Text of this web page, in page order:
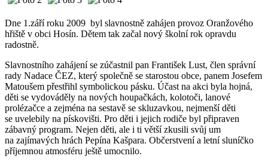
Dne 1.září roku 2009 byl slavnostně zahájen provoz Oranžového
hřiště v obci Hosín. Dětem tak začal nový školní rok opravdu
radostně.
Slavnostního zahájení se zúčastnil pan František Lust, člen správní
rady Nadace ČEZ, který společně se starostou obce, panem Josefem
Matoušem přestřihl symbolickou pásku. Účast na akci byla hojná,
děti se vydováděly na nových houpačkách, kolotoči, lanové
prolézačce a zejména na sestavě se skluzavkou, nejmenší děti
se uvelebily na pískovišti. Pro děti i jejich rodiče byl připraven
zábavný program. Nejen děti, ale i ti větší zkusili svůj um
na zajímavých hrách Pepína Kašpara. Občerstvení a letní sluníčko
příjemnou atmosféru ještě umocnilo.